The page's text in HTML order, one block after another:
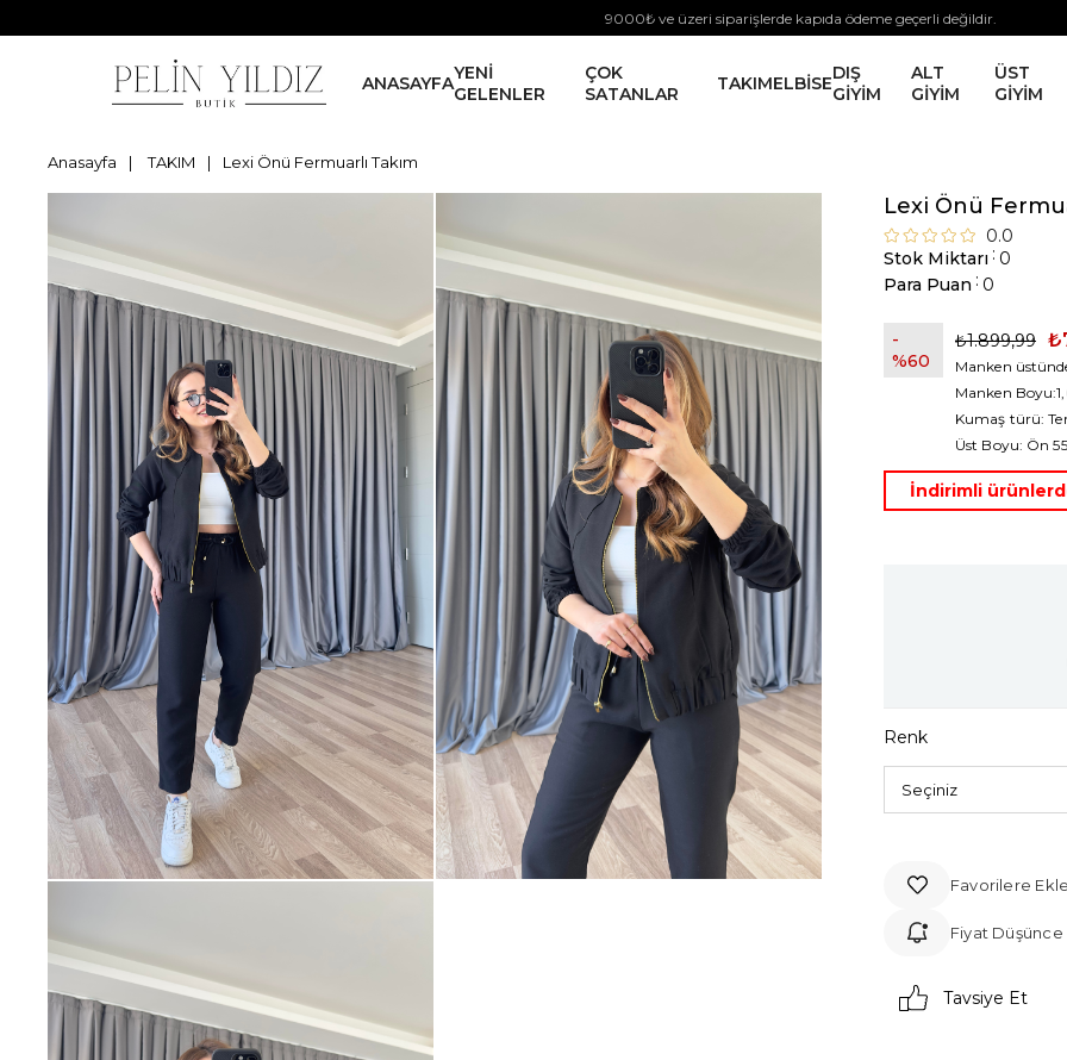
9000₺ ve üzeri siparişlerde kapıda ödeme geçerli değildir.
ANASAYFAYENİ
GELENLER
ÇOK
SATANLAR
TAKIMELBİSEDIŞ
GİYİM
ALT
GİYİM
ÜST
GİYİM
Anasayfa TAKIM Lexi Önü Fermuarlı Takım
Lexi Önü
0.0
Stok Miktarı : 0
Para Puan : 0
60
₺1.899,99
Manken
Manken
Kumaş türü:
Üst Boyu: Ön
İndirimli
Renk
Favorilere Ekle
Fiyat
Tavsiye Et